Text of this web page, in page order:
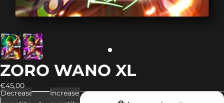
ZORO WANO XL
€45,00
Decrease
Increase